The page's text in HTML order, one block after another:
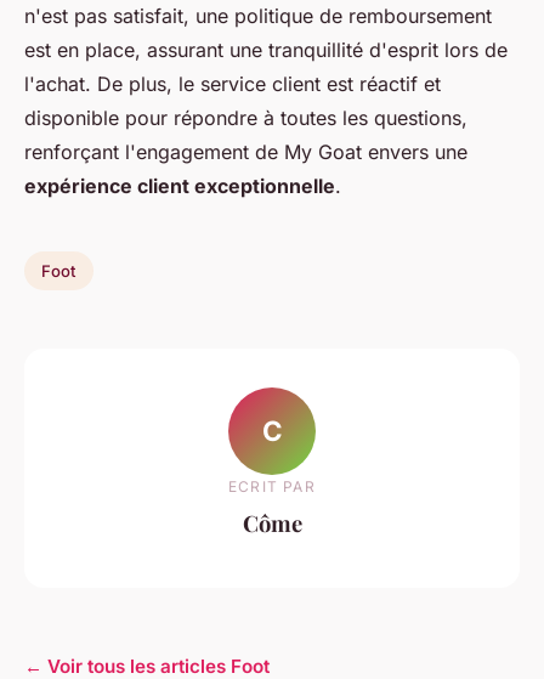
n'est pas satisfait, une politique de remboursement
est en place, assurant une tranquillité d'esprit lors de
l'achat. De plus, le service client est réactif et
disponible pour répondre à toutes les questions,
renforçant l'engagement de My Goat envers une
expérience client exceptionnelle.
Foot
C
ECRIT PAR
Côme
← Voir tous les articles Foot